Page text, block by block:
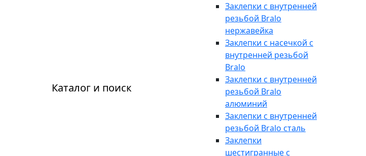
Каталог и поиск
Заклепки с внутренней
резьбой Bralo
нержавейка
Заклепки с насечкой с
внутренней резьбой
Bralo
Заклепки с внутренней
резьбой Bralo
алюминий
Заклепки с внутренней
резьбой Bralo сталь
Заклепки
шестигранные с